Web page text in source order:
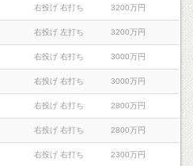
右投げ 右打ち 3200万円
右投げ 左打ち 3200万円
右投げ 右打ち 3000万円
右投げ 右打ち 3000万円
右投げ 右打ち 2800万円
右投げ 右打ち 2800万円
右投げ 右打ち 2300万円